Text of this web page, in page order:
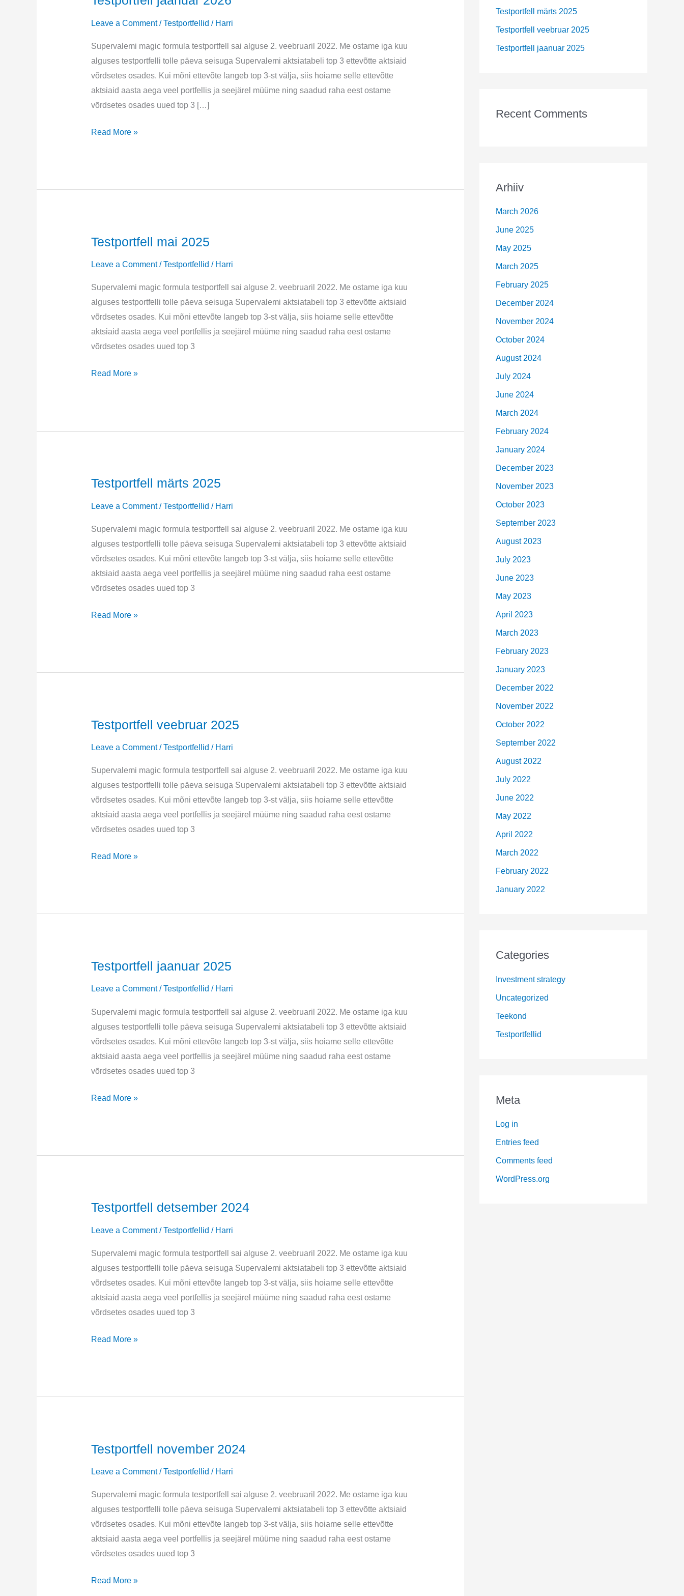
Leave a Comment /Testportfellid / Harri
Supervalemi magic formula testportfell sai alguse 2. veebruaril 2022. Me ostame iga kuu
alguses testportfelli tolle päeva seisuga Supervalemi aktsiatabeli top 3 ettevõtte aktsiaid
võrdsetes osades. Kui mõni ettevõte langeb top 3-st välja, siis hoiame selle ettevõtte
aktsiaid aasta aega veel portfellis ja seejärel müüme ning saadud raha eest ostame
võrdsetes osades uued top 3 […]
Testportfell
Read More »
Testportfell mai 2025
Leave a Comment /Testportfellid / Harri
Supervalemi magic formula testportfell sai alguse 2. veebruaril 2022. Me ostame iga kuu
alguses testportfelli tolle päeva seisuga Supervalemi aktsiatabeli top 3 ettevõtte aktsiaid
võrdsetes osades. Kui mõni ettevõte langeb top 3-st välja, siis hoiame selle ettevõtte
aktsiaid aasta aega veel portfellis ja seejärel müüme ning saadud raha eest ostame
võrdsetes osades uued top 3
Testportfell
Read More »
Testportfell märts 2025
Leave a Comment /Testportfellid / Harri
Supervalemi magic formula testportfell sai alguse 2. veebruaril 2022. Me ostame iga kuu
alguses testportfelli tolle päeva seisuga Supervalemi aktsiatabeli top 3 ettevõtte aktsiaid
võrdsetes osades. Kui mõni ettevõte langeb top 3-st välja, siis hoiame selle ettevõtte
aktsiaid aasta aega veel portfellis ja seejärel müüme ning saadud raha eest ostame
võrdsetes osades uued top 3
Testportfell
Read More »
Testportfell veebruar 2025
Leave a Comment /Testportfellid / Harri
Supervalemi magic formula testportfell sai alguse 2. veebruaril 2022. Me ostame iga kuu
alguses testportfelli tolle päeva seisuga Supervalemi aktsiatabeli top 3 ettevõtte aktsiaid
võrdsetes osades. Kui mõni ettevõte langeb top 3-st välja, siis hoiame selle ettevõtte
aktsiaid aasta aega veel portfellis ja seejärel müüme ning saadud raha eest ostame
võrdsetes osades uued top 3
Testportfell
Read More »
Testportfell jaanuar 2025
Leave a Comment /Testportfellid / Harri
Supervalemi magic formula testportfell sai alguse 2. veebruaril 2022. Me ostame iga kuu
alguses testportfelli tolle päeva seisuga Supervalemi aktsiatabeli top 3 ettevõtte aktsiaid
võrdsetes osades. Kui mõni ettevõte langeb top 3-st välja, siis hoiame selle ettevõtte
aktsiaid aasta aega veel portfellis ja seejärel müüme ning saadud raha eest ostame
võrdsetes osades uued top 3
Testportfell
Read More »
Testportfell detsember 2024
Leave a Comment /Testportfellid / Harri
Supervalemi magic formula testportfell sai alguse 2. veebruaril 2022. Me ostame iga kuu
alguses testportfelli tolle päeva seisuga Supervalemi aktsiatabeli top 3 ettevõtte aktsiaid
võrdsetes osades. Kui mõni ettevõte langeb top 3-st välja, siis hoiame selle ettevõtte
aktsiaid aasta aega veel portfellis ja seejärel müüme ning saadud raha eest ostame
võrdsetes osades uued top 3
Testportfell
Read More »
Testportfell november 2024
Leave a Comment /Testportfellid / Harri
Supervalemi magic formula testportfell sai alguse 2. veebruaril 2022. Me ostame iga kuu
alguses testportfelli tolle päeva seisuga Supervalemi aktsiatabeli top 3 ettevõtte aktsiaid
võrdsetes osades. Kui mõni ettevõte langeb top 3-st välja, siis hoiame selle ettevõtte
aktsiaid aasta aega veel portfellis ja seejärel müüme ning saadud raha eest ostame
võrdsetes osades uued top 3
Testportfell
Read More »
r
:
Testportfell märts 2025
Testportfell veebruar 2025
Testportfell jaanuar 2025
Recent Comments
Arhiiv
March 2026
June 2025
May 2025
March 2025
February 2025
December 2024
November 2024
October 2024
August 2024
July 2024
June 2024
March 2024
February 2024
January 2024
December 2023
November 2023
October 2023
September 2023
August 2023
July 2023
June 2023
May 2023
April 2023
March 2023
February 2023
January 2023
December 2022
November 2022
October 2022
September 2022
August 2022
July 2022
June 2022
May 2022
April 2022
March 2022
February 2022
January 2022
Categories
Investment strategy
Uncategorized
Teekond
Testportfellid
Meta
Log in
Entries feed
Comments feed
WordPress.org